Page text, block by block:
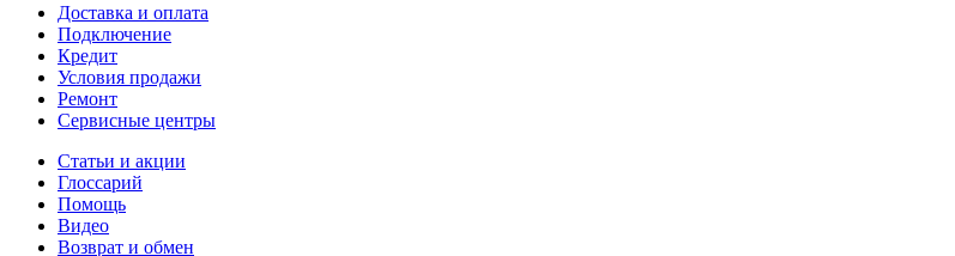
Доставка и оплата
Подключение
Кредит
Условия продажи
Ремонт
Сервисные центры
Статьи и акции
Глоссарий
Помощь
Видео
Возврат и обмен